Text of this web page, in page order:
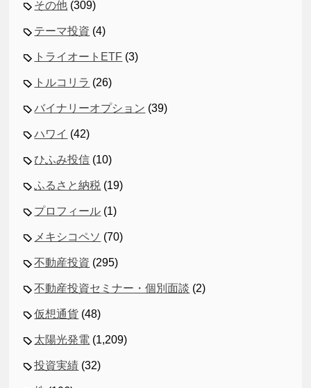
その他 (309)
テーマ投資 (4)
トライオートETF (3)
トルコリラ (26)
バイナリーオプション (39)
ハワイ (42)
ひふみ投信 (10)
ふるさと納税 (19)
プロフィール (1)
メキシコペソ (70)
不動産投資 (295)
不動産投資セミナー・個別面談 (2)
仮想通貨 (48)
太陽光発電 (1,209)
投資実績 (32)